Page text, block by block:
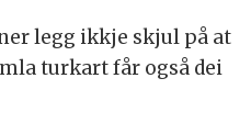
legg ikkje skjul på at
turkart får også dei